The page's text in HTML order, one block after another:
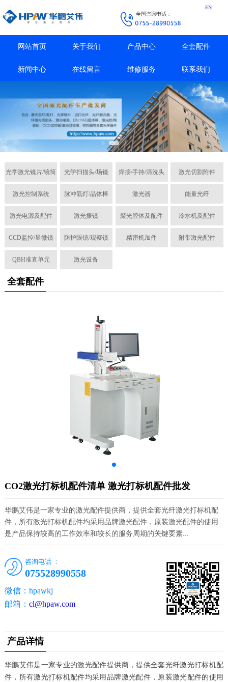
EN
网站首页 关于我们 产品中心 全套配件
新闻中心 在线留言 维修服务 联系我们
光学激光镜片/镜筒 光学扫描头/场镜 焊接/手持/清洗头 激光切割附件
激光控制系统 脉冲氙灯/晶体棒 激光器 能量光纤
激光电源及配件 激光振镜 聚光腔体及配件 冷水机及配件
CCD监控/显微镜 防护眼镜/观察镜 精密机加件 附带激光配件
QBH准直单元 激光设备
全套配件
CO2激光打标机配件清单 激光打标机配件批发
华鹏艾伟是一家专业的激光配件提供商，提供全套光纤激光打标机配
件，所有激光打标机配件均采用品牌激光配件，原装激光配件的使用
是产品保持较高的工作效率和较长的服务周期的关键要素...
咨询电话 ：
075528990558
微信：hpawkj
邮箱： cl@hpaw.com
产品详情
华鹏艾伟是一家专业的激光配件提供商，提供全套光纤激光打标机配
件，所有激光打标机配件均采用品牌激光配件，原装激光配件的使用